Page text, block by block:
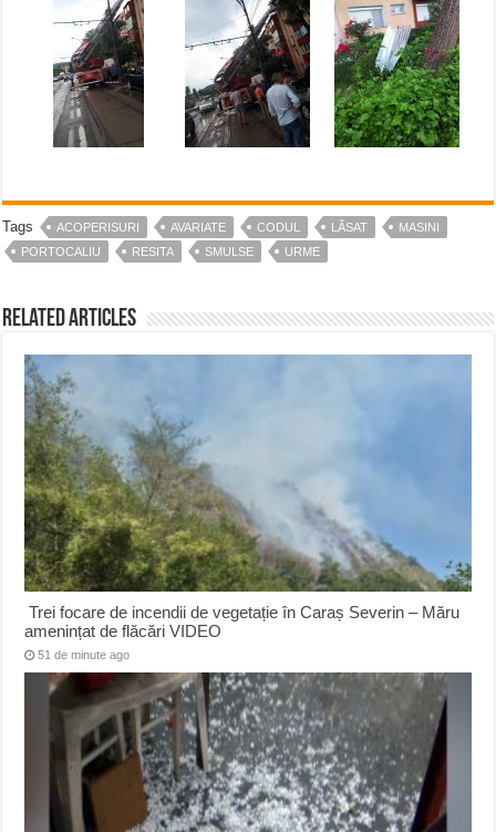
Tags ACOPERISURI AVARIATE CODUL LĂSAT
MASINI
PORTOCALIU
RESITA SMULSE URME
Related Articles
Trei focare de incendii de vegetație în Caraș Severin – Măru
amenințat de flăcări VIDEO
51 de minute ago